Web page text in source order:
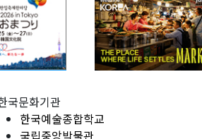
국문화기관
한국예술종합학교